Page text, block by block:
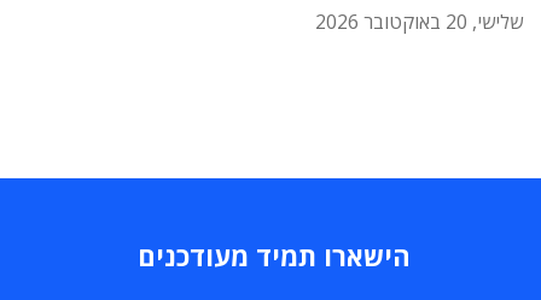
שלישי, 20 באוקטובר 2026
הישארו תמיד מעודכנים